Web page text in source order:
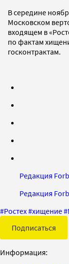
В середине
Московском
входящем в
по фактам
госконтрактам.
Редакция
Редакция
#Ростех#хищение#
Подписаться
Информация: